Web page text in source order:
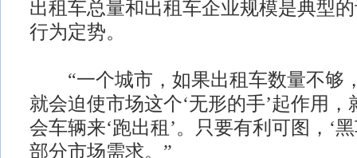
出租车总量和出租车企业规模是典型
行为定势。
“一个城市，如果出租车数量不够
就会迫使市场这个‘无形的手’起作用
会车辆来‘跑出租’。只要有利可图，‘
部分市场需求。”